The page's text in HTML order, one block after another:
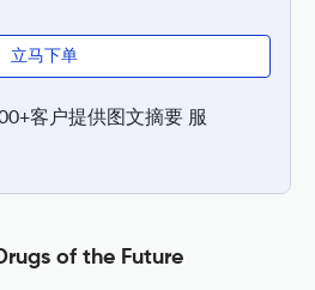
立马下单
客户提供图文摘要 服
of the Future